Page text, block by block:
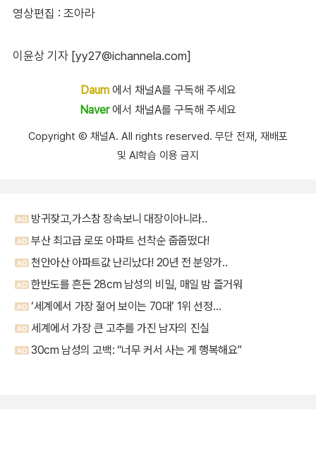
영상편집 : 조아라
이윤상 기자 [yy27@ichannela.com]
Daum에서 채널A를 구독해 주세요
Naver에서 채널A를 구독해 주세요
Copyright Ⓒ 채널A. All rights reserved. 무단 전재, 재배포
및 AI학습 이용 금지